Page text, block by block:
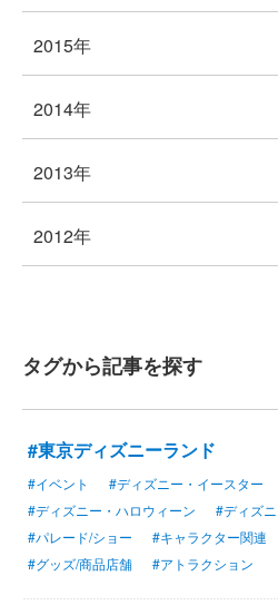
2015年
2014年
2013年
2012年
タグから記事を探す
#東京ディズニーランド
#イベント #ディズニー・イースター
#ディズニー・ハロウィーン
#ディズ
#パレード/ショー
#キャラクター関連
#グッズ/商品店舗
#アトラクション